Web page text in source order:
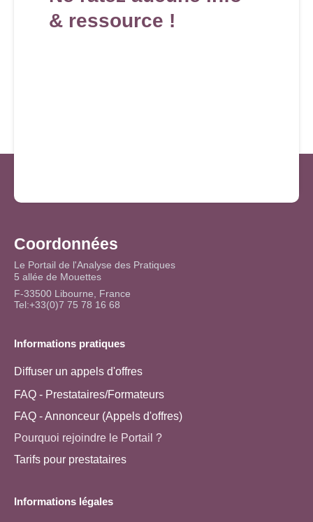
& ressource !
Coordonnées
Le Portail de l'Analyse des Pratiques
5 allée de Mouettes
F-33500 Libourne, France
Tel:+33(0)7 75 78 16 68
Informations pratiques
Diffuser un appels d'offres
FAQ - Prestataires/Formateurs
FAQ - Annonceur (Appels d'offres)
Pourquoi rejoindre le Portail ?
Tarifs pour prestataires
Informations légales